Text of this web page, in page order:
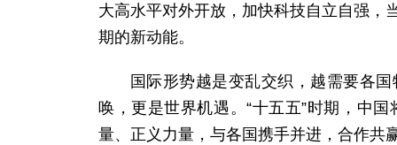
大高水平对外开放，加快科技自立自强，
期的新动能。
国际形势越是变乱交织，越需要各
唤，更是世界机遇。“十五五”时期，中
量、正义力量，与各国携手并进，合作共